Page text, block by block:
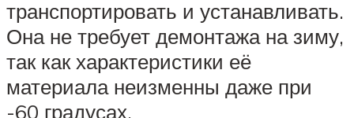
транспортировать и устанавливать.
Она не требует демонтажа на зиму,
так как характеристики её
материала неизменны даже при
-60 градусах.